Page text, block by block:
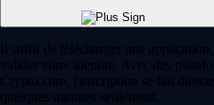
Il suffit de télécharger une
valider votre identité. Avec des
Crypto.com, l'inscription se fait
quelques minutes seulement.